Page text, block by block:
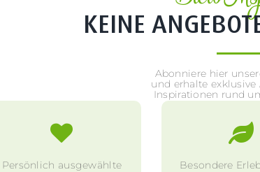
KEINE
Abonniere hier
und erhalte
Inspirationen rund
Persönlich ausgewählte
Besondere